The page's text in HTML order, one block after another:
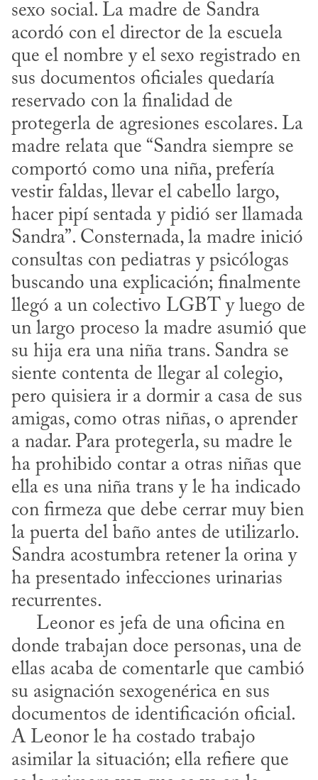
sexo social. La madre de Sandra
acordó con el director de la escuela
que el nombre y el sexo registrado en
sus documentos oficiales quedaría
reservado con la finalidad de
protegerla de agresiones escolares. La
madre relata que “Sandra siempre se
comportó como una niña, prefería
vestir faldas, llevar el cabello largo,
hacer pipí sentada y pidió ser llamada
Sandra”. Consternada, la madre inició
consultas con pediatras y psicólogas
buscando una explicación; finalmente
llegó a un colectivo LGBT y luego de
un largo proceso la madre asumió que
su hija era una niña trans. Sandra se
siente contenta de llegar al colegio,
pero quisiera ir a dormir a casa de sus
amigas, como otras niñas, o aprender
a nadar. Para protegerla, su madre le
ha prohibido contar a otras niñas que
ella es una niña trans y le ha indicado
con firmeza que debe cerrar muy bien
la puerta del baño antes de utilizarlo.
Sandra acostumbra retener la orina y
ha presentado infecciones urinarias
recurrentes.
donde trabajan doce personas, una de
ellas acaba de comentarle que cambió
su asignación sexogenérica en sus
documentos de identificación oficial.
A Leonor le ha costado trabajo
asimilar la situación; ella refiere que